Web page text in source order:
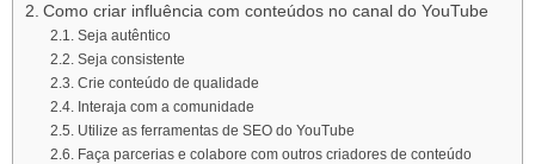
Como criar influência com conteúdos no canal do YouTube
Seja autêntico
Seja consistente
Crie conteúdo de qualidade
Interaja com a comunidade
Utilize as ferramentas de SEO do YouTube
Faça parcerias e colabore com outros criadores de conteúdo